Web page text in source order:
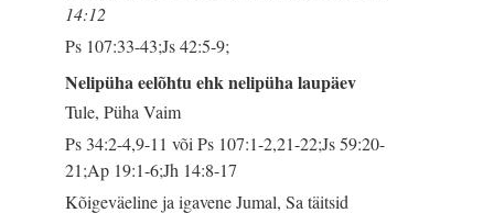
14:12
Ps 107:33-43;Js 42:5-9;
Nelipüha eelõhtu ehk nelipüha laupäev
Tule, Püha Vaim
Ps 34:2-4,9-11 või Ps 107:1-2,21-22;Js 59:20-
21;Ap 19:1-6;Jh 14:8-17
Kõigeväeline ja igavene Jumal, Sa täitsid